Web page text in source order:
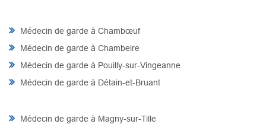
Médecin de garde à Chambœuf
Médecin de garde à Chambeire
Médecin de garde à Pouilly-sur-Vingeanne
Médecin de garde à Détain-et-Bruant
Médecin de garde à Magny-sur-Tille